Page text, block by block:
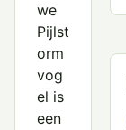
we
Pijlst
orm
vog
el is
een